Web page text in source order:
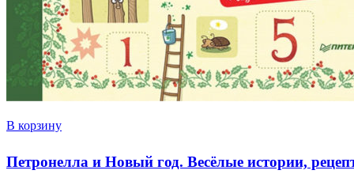
В корзину
Петронелла и Новый год. Весёлые истории,